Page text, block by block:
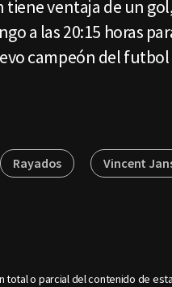
ventaja de un
a las 20:15 horas
campeón del
Rayados Vincent
total o parcial del contenido de